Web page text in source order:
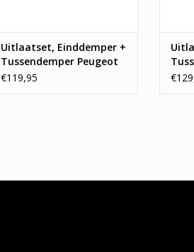
Uitlaatset, Einddemper +
Tussendemper Peugeot
307
€119,95